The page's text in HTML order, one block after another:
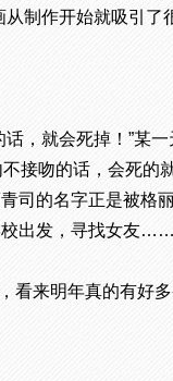
制作开始就吸引了
话，就会死掉！”某
接吻的话，会死的
司的名字正是被格
出发，寻找女友
看来明年真的有好多